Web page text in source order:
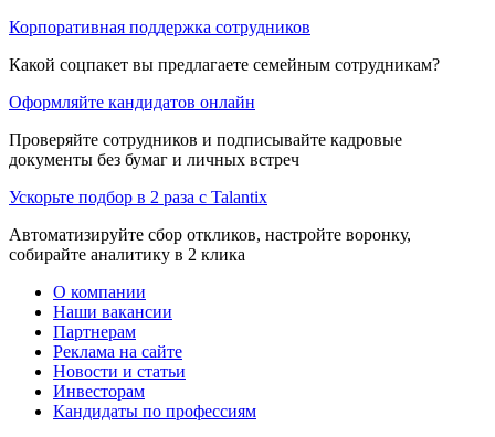
Корпоративная поддержка сотрудников
Какой соцпакет вы предлагаете семейным сотрудникам?
Оформляйте кандидатов онлайн
Проверяйте сотрудников и подписывайте кадровые
документы без бумаг и личных встреч
Ускорьте подбор в 2 раза с Talantix
Автоматизируйте сбор откликов, настройте воронку,
собирайте аналитику в 2 клика
О компании
Наши вакансии
Партнерам
Реклама на сайте
Новости и статьи
Инвесторам
Кандидаты по профессиям